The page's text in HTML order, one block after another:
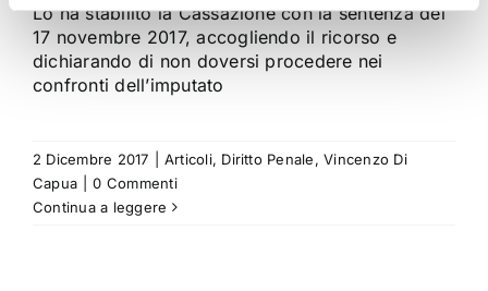
Lo ha stabilito la Cassazione con la sentenza del
17 novembre 2017, accogliendo il ricorso e
dichiarando di non doversi procedere nei
confronti dell’imputato
2 Dicembre 2017 Articoli, Diritto Penale,Vincenzo Di
Capua
0 Commenti
Continua a leggere